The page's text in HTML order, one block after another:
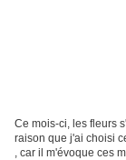
Ce mois-ci, les fleurs
raison que j'ai choisi
, car il m'évoque ces